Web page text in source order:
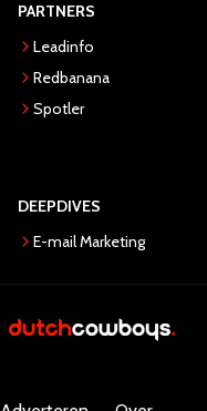
PARTNERS
Leadinfo
Redbanana
Spotler
DEEPDIVES
E-mail Marketing